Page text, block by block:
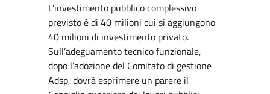
L’investimento pubblico complessivo
previsto è di 40 milioni cui si aggiungono
40 milioni di investimento privato.
Sull’adeguamento tecnico funzionale,
dopo l’adozione del Comitato di gestione
Adsp, dovrà esprimere un parere il